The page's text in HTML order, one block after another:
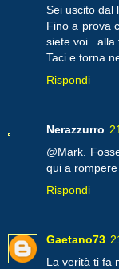
Sei uscito dal
Fino a prova
siete voi...alla
Taci e torna
Rispondi
Nerazzurro
@Mark.
qui a
Rispondi
Gaetano73
La verità ti fa